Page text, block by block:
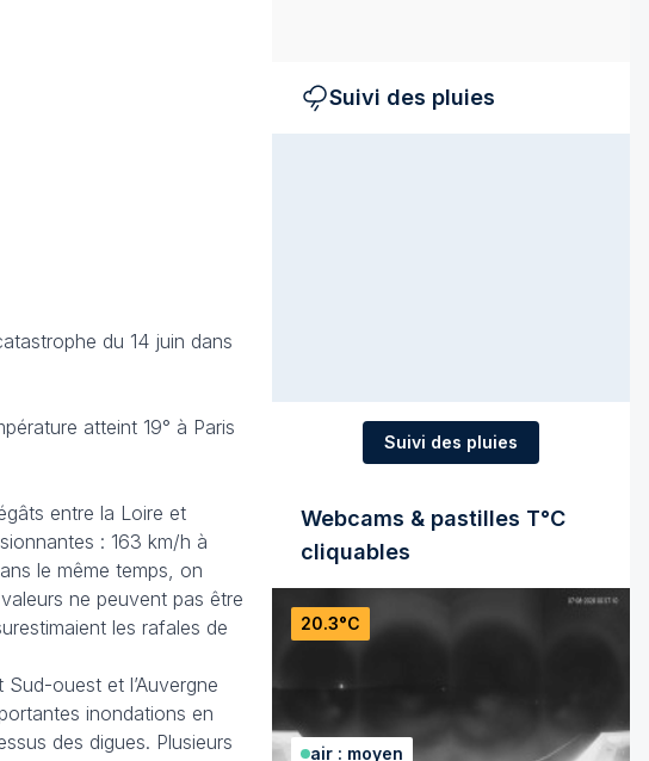
du 14 juin dans
atteint 19° à Paris
entre la Loire et
: 163 km/h à
le même temps, on
ne peuvent pas être
les rafales de
ouest et l’Auvergne
inondations en
des digues. Plusieurs
Suivi des pluies
Suivi des pluies
Webcams & pastilles T°C
cliquables
20.3°C
air : moyen